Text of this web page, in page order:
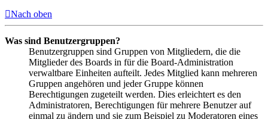
Nach oben
Was sind Benutzergruppen?
Benutzergruppen sind Gruppen von Mitgliedern, die die
Mitglieder des Boards in für die Board-Administration
verwaltbare Einheiten aufteilt. Jedes Mitglied kann mehreren
Gruppen angehören und jeder Gruppe können
Berechtigungen zugeteilt werden. Dies erleichtert es den
Administratoren, Berechtigungen für mehrere Benutzer auf
einmal zu ändern und sie zum Beispiel zu Moderatoren eines